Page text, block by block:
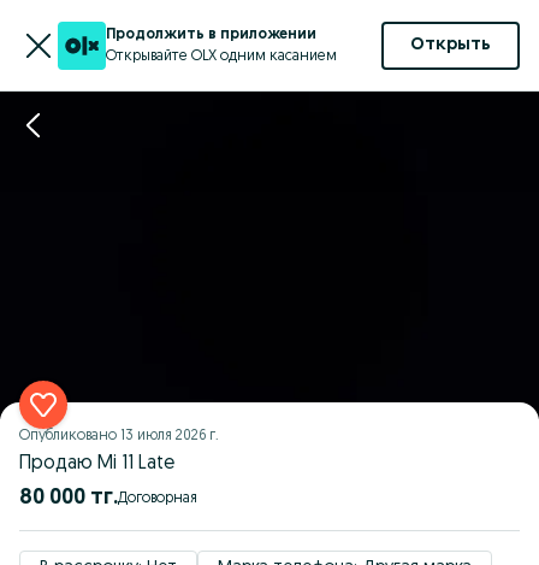
Продолжить в приложении
Открывайте OLX одним касанием
Открыть
Опубликовано 13 июля 2026 г.
Продаю Mi 11 Late
80 000 тг. Договорная